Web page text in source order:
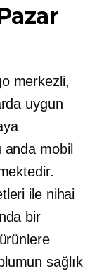
merkezli,
uygun
anda mobil
ile nihai
bir
sağlık